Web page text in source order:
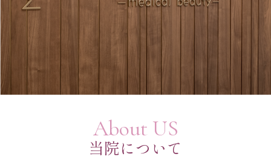
About US
当院について